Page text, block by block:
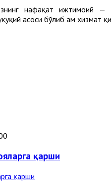
нафақат ижтимоий —
асоси бўлиб ҳам хизмат
қарши